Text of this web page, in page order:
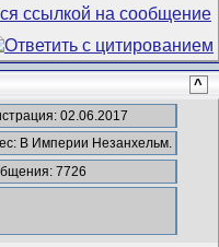
^
02.06.2017
В Империи Незанхельм.
7726